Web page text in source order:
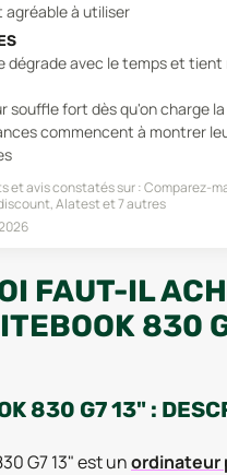
agréable à utiliser
dégrade avec le temps et tient
souffle fort dès qu'on charge
commencent à montrer
et avis constatés sur :Comparez-
Alatestet 7 autres
FAUT-IL
830
830 G7 13" :
G7 13" est unordinateur